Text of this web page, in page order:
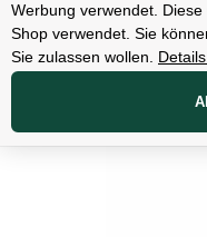
Werbung verwendet.
Shop verwendet. Sie
Sie zulassen wollen.